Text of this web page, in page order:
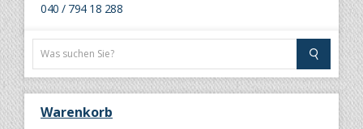
040 / 794 18 288
Warenkorb